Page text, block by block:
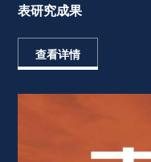
表研究成果
查看详情